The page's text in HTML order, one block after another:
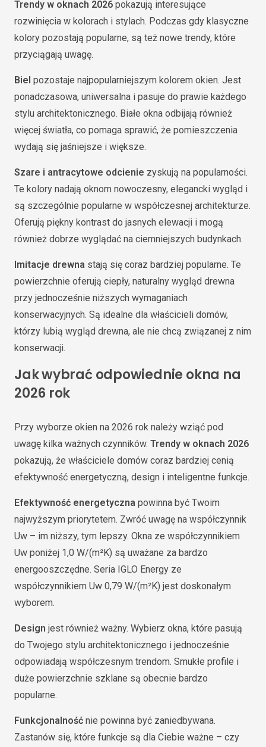
Trendy w oknach 2026 pokazują interesujące
rozwinięcia w kolorach i stylach. Podczas gdy klasyczne
kolory pozostają popularne, są też nowe trendy, które
przyciągają uwagę.
Biel pozostaje najpopularniejszym kolorem okien. Jest
ponadczasowa, uniwersalna i pasuje do prawie każdego
stylu architektonicznego. Białe okna odbijają również
więcej światła, co pomaga sprawić, że pomieszczenia
wydają się jaśniejsze i większe.
Szare i antracytowe odcienie zyskują na popularności.
Te kolory nadają oknom nowoczesny, elegancki wygląd i
są szczególnie popularne w współczesnej architekturze.
Oferują piękny kontrast do jasnych elewacji i mogą
również dobrze wyglądać na ciemniejszych budynkach.
Imitacje drewna stają się coraz bardziej popularne. Te
powierzchnie oferują ciepły, naturalny wygląd drewna
przy jednocześnie niższych wymaganiach
konserwacyjnych. Są idealne dla właścicieli domów,
którzy lubią wygląd drewna, ale nie chcą związanej z nim
konserwacji.
Jak wybrać odpowiednie okna na
2026 rok
Przy wyborze okien na 2026 rok należy wziąć pod
uwagę kilka ważnych czynników. Trendy w oknach 2026
pokazują, że właściciele domów coraz bardziej cenią
efektywność energetyczną, design i inteligentne funkcje.
Efektywność energetyczna powinna być Twoim
najwyższym priorytetem. Zwróć uwagę na współczynnik
Uw – im niższy, tym lepszy. Okna ze współczynnikiem
Uw poniżej 1,0 W/(m²K) są uważane za bardzo
energooszczędne. Seria IGLO Energy ze
współczynnikiem Uw 0,79 W/(m²K) jest doskonałym
wyborem.
Design jest również ważny. Wybierz okna, które pasują
do Twojego stylu architektonicznego i jednocześnie
odpowiadają współczesnym trendom. Smukłe profile i
duże powierzchnie szklane są obecnie bardzo
popularne.
Funkcjonalność nie powinna być zaniedbywana.
Zastanów się, które funkcje są dla Ciebie ważne – czy